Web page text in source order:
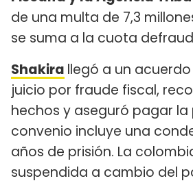
de una multa de 7,3
se suma a la cuota
Shakira llegó a un
juicio por fraude fiscal,
hechos y aseguró pagar la
convenio incluye una
años de prisión. La
suspendida a cambio del